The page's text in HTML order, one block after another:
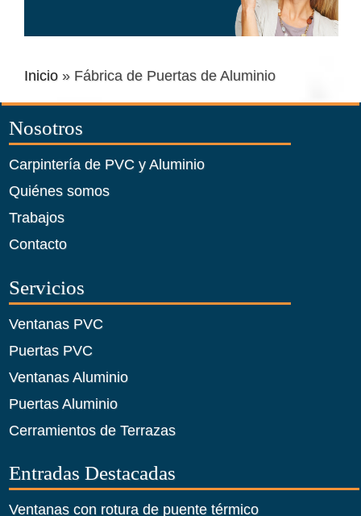
Inicio» Fábrica de Puertas de Aluminio
Nosotros
Carpintería de PVC y Aluminio
Quiénes somos
Trabajos
Contacto
Servicios
Ventanas PVC
Puertas PVC
Ventanas Aluminio
Puertas Aluminio
Cerramientos de Terrazas
Entradas Destacadas
Ventanas con rotura de puente térmico